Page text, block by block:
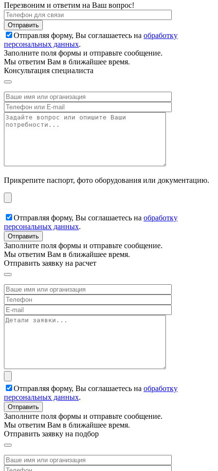
Перезвоним и ответим на Ваш вопрос!
Отправляя форму, Вы соглашаетесь на обработку
персональных данных.
Заполните поля формы и отправьте сообщение.
Мы ответим Вам в ближайшее время.
Консультация специалиста
Прикрепите паспорт, фото оборудования или документацию.
Отправляя форму, Вы соглашаетесь на обработку
персональных данных.
Заполните поля формы и отправьте сообщение.
Мы ответим Вам в ближайшее время.
Отправить заявку на расчет
Отправляя форму, Вы соглашаетесь на обработку
персональных данных.
Заполните поля формы и отправьте сообщение.
Мы ответим Вам в ближайшее время.
Отправить заявку на подбор